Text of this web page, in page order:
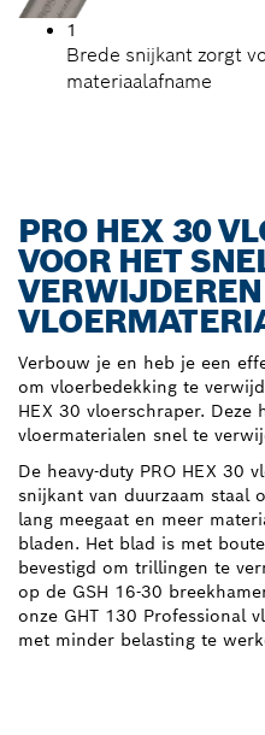
1
Brede snijkant zorgt
materiaalafname
PRO HEX 30
VOOR HET
Verbouw je en heb je een
om vloerbedekking te
HEX 30 vloerschraper. Deze
vloermaterialen snel te
De heavy-duty PRO HEX 30
snijkant van duurzaam staal
lang meegaat en meer
bladen. Het blad is met
bevestigd om trillingen te
op de GSH 16-30
onze GHT 130 Professional
met minder belasting te